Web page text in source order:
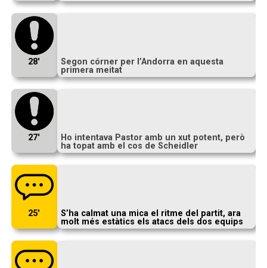
28′
Segon córner per l’Andorra en aquesta
primera meitat
27′
Ho intentava Pastor amb un xut potent, però
ha topat amb el cos de Scheidler
25′
S’ha calmat una mica el ritme del partit, ara
molt més estàtics els atacs dels dos equips